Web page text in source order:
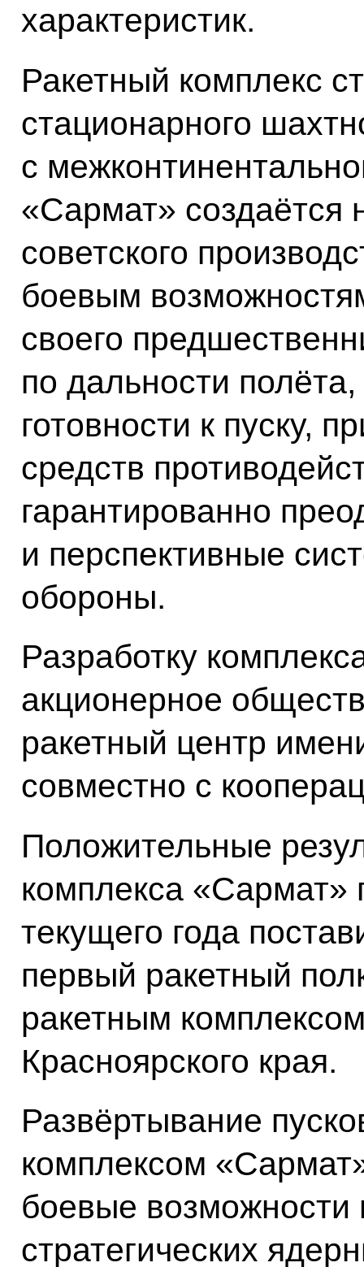
характеристик.
Ракетный комплекс
стационарного
с
«Сармат» создаётся
советского
боевым
своего
по дальности
готовности к пуску,
средств
гарантированно
и перспективные
обороны.
Разработку
акционерное
ракетный центр
совместно с
Положительные
комплекса «Сармат»
текущего года
первый ракетный
ракетным
Красноярского края.
Развёртывание
комплексом
боевые возможности
стратегических